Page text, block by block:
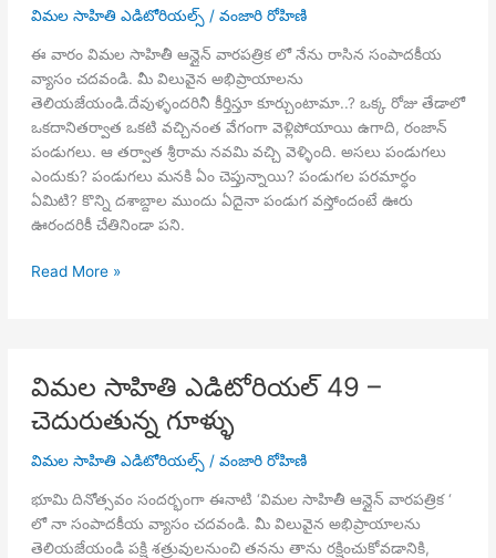
విమల సాహితి ఎడిటోరియల్స్ / వంజారి రోహిణి
ఈ వారం విమల సాహితీ ఆన్లైన్ వారపత్రిక లో నేను రాసిన సంపాదకీయ
వ్యాసం చదవండి. మీ విలువైన అభిప్రాయాలను
తెలియజేయండి.దేవుళ్ళందరినీ కీర్తిస్తూ కూర్చుంటామా..? ఒక్క రోజు తేడాలో
ఒకదానితర్వాత ఒకటి వచ్చినంత వేగంగా వెళ్లిపోయాయి ఉగాది, రంజాన్
పండుగలు. ఆ తర్వాత శ్రీరామ నవమి వచ్చి వెళ్ళింది. అసలు పండుగలు
ఎందుకు? పండుగలు మనకి ఏం చెప్తున్నాయి? పండుగల పరమార్ధం
ఏమిటి? కొన్ని దశాబ్దాల ముందు ఏదైనా పండుగ వస్తోందంటే ఊరు
ఊరందరికీ చేతినిండా పని.
విమల
రాముడినైనా,
అల్లానైనా
కూర్చుంటామా?
Read More »
విమల సాహితి ఎడిటోరియల్ 49 –
చెదురుతున్న గూళ్ళు
విమల సాహితి ఎడిటోరియల్స్/ వంజారి రోహిణి
భూమి దినోత్సవం సందర్భంగా ఈనాటి ‘విమల సాహితీ ఆన్లైన్ వారపత్రిక ‘
లో నా సంపాదకీయ వ్యాసం చదవండి. మీ విలువైన అభిప్రాయాలను
తెలియజేయండి పక్షి శత్రువులనుంచి తనను తాను రక్షించుకోవడానికి,